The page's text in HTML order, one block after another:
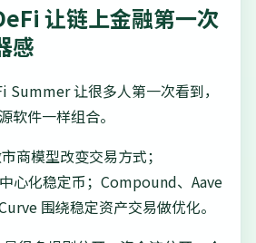
让链上金融第一次
感
Summer 让很多人第一次看到，
软件一样组合。
商模型改变交易方式；
心化稳定币；Compound、Aave
围绕稳定资产交易做优化。